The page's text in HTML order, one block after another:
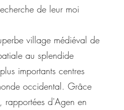
de leur moi
village médiéval de
au splendide
importants centres
occidental. Grâce
rapportées d'Agen en